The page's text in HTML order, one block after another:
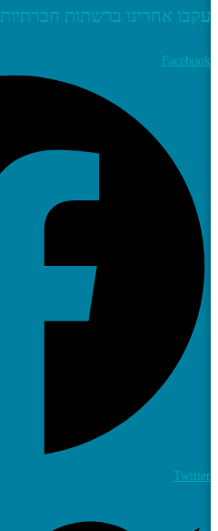
עקבו אחרינו ברשתות חברתיות
Facebook
Twitter